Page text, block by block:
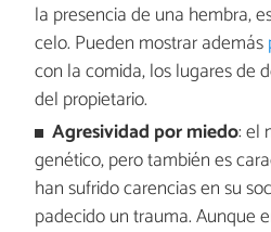
la presencia de una hembra,
celo. Pueden mostrar además
con la comida, los lugares de
del propietario.
Agresividad por miedo: el
genético, pero también es
han sufrido carencias en su
padecido un trauma. Aunque